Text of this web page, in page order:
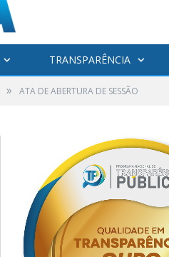
TRANSPARÊNCIA
» ATA DE ABERTURA DE SESSÃO